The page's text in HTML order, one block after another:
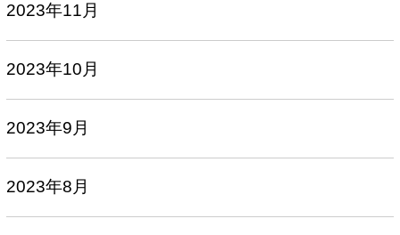
2023年11月
2023年10月
2023年9月
2023年8月